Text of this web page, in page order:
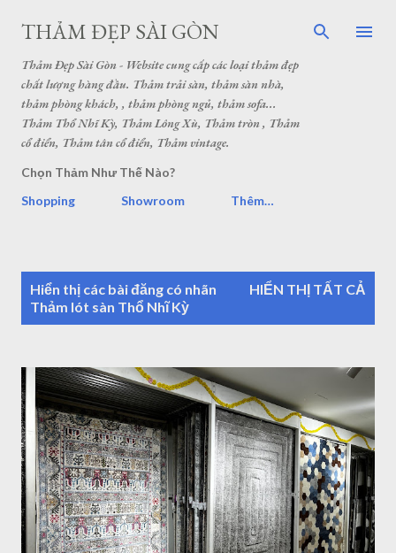
THẢM ĐẸP SÀI GÒN
Thảm Đẹp Sài Gòn - Website cung cấp các loại thảm đẹp
chất lượng hàng đầu. Thảm trải sàn, thảm sàn nhà,
thảm phòng khách, , thảm phòng ngủ, thảm sofa...
Thảm Thổ Nhĩ Kỳ, Thảm Lông Xù, Thảm tròn , Thảm
cổ điển, Thảm tân cổ điển, Thảm vintage.
Chọn Thảm Như Thế Nào?
Shopping
Showroom Thêm…
Hiển thị các bài đăng có nhãn
Thảm lót sàn Thổ Nhĩ Kỳ
HIỂN THỊ TẤT CẢ